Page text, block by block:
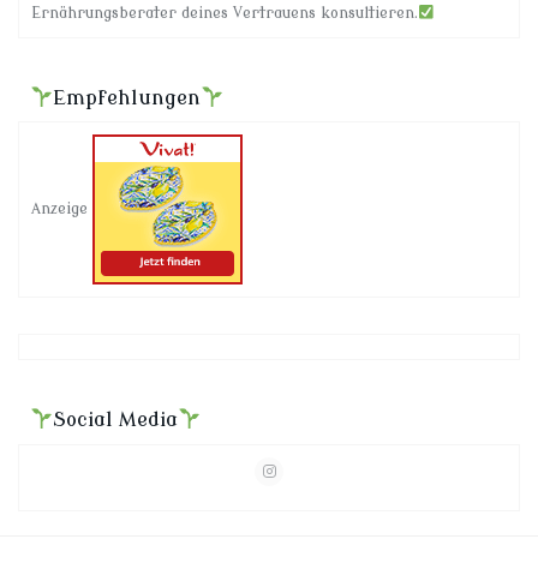
Ernährungsberater deines Vertrauens konsultieren.
Empfehlungen
Anzeige
Social Media